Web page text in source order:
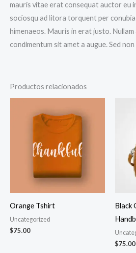
mauris vitae erat consequat auctor eu
sociosqu ad litora torquent per
himenaeos. Mauris in erat justo. Nullam
condimentum sit amet a augue. Sed
Productos relacionados
Orange Tshirt
Uncategorized
$75.00
Black
$75.00